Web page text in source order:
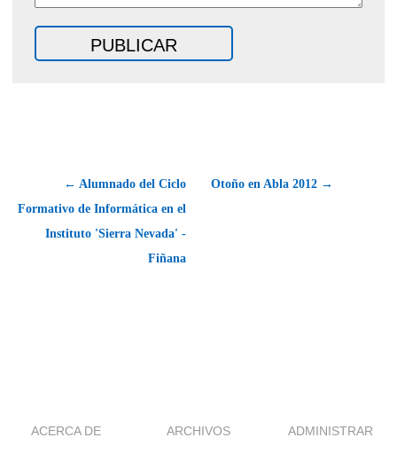
← Alumnado del Ciclo
Formativo de Informática en el
Instituto 'Sierra Nevada' -
Fiñana
Otoño en Abla 2012 →
ACERCA DE ARCHIVOS ADMINISTRAR